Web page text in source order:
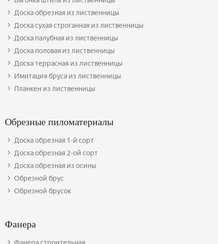
Доска обрезная из лиственницы
Доска сухая строганная из лиственницы
Доска палубная из лиственницы
Доска половая из лиственницы
Доска террасная из лиственницы
Имитация бруса из лиственницы
Планкен из лиственницы
Обрезные пиломатериалы
Доска обрезная 1-й сорт
Доска обрезная 2-ой сорт
Доска обрезная из осины
Обрезной брус
Обрезной брусок
Фанера